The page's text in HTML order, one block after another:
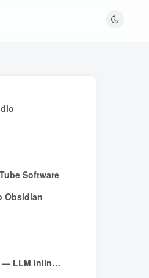
Software
Obsidian
8. FluxTranslate — LLM Inline Translator
Software
Obsidian
8. FluxTranslate — LLM Inline Translator